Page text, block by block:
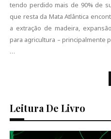
tendo perdido mais de 90% de
que resta da Mata Atlântica
a extração de madeira,
para agricultura – principalmente
…
Leitura De Livro